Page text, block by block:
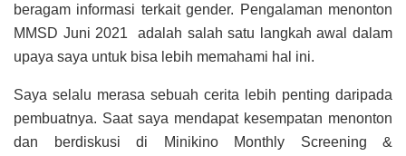
beragam informasi terkait gender. Pengalaman menonton
MMSD Juni 2021 adalah salah satu langkah awal
dalam
upaya saya untuk bisa lebih memahami hal ini.
Saya selalu merasa sebuah cerita lebih penting daripada
pembuatnya. Saat saya mendapat kesempatan menonton
dan berdiskusi di Minikino Monthly Screening &